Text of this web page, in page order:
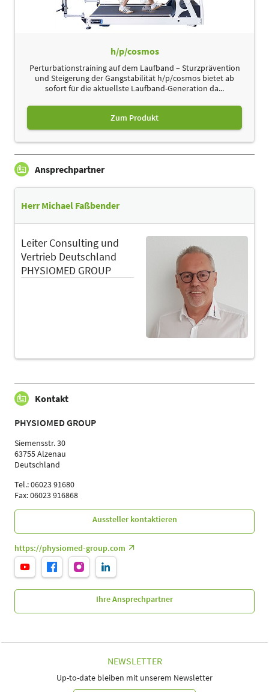
h/p/cosmos
Perturbationstraining auf dem Laufband – Sturzprävention
und Steigerung der Gangstabilität h/p/cosmos bietet ab
sofort für die aktuellste Laufband-Generation da...
Zum Produkt
Ansprechpartner
Herr Michael Faßbender
Leiter Consulting und
Vertrieb Deutschland
PHYSIOMED GROUP
Kontakt
PHYSIOMED GROUP
Siemensstr. 30
63755 Alzenau
Deutschland
Tel.: 06023 91680
Fax: 06023 916868
Aussteller kontaktieren
https://physiomed-group.com
Ihre Ansprechpartner
NEWSLETTER
Up-to-date bleiben mit unserem Newsletter